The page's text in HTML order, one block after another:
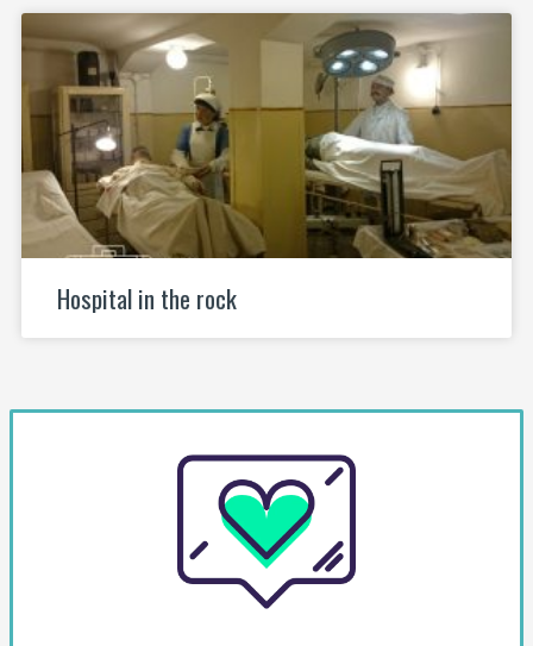
Hospital in the rock